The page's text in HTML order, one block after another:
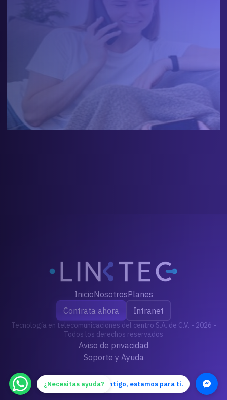
InicioNosotrosPlanes
Contrata ahora
Intranet
Tecnología en telecomunicaciones del centro S.A. de C.V. - 2026 -
Todos los derechos reservados
Aviso de privacidad
Soporte y Ayuda
Queremos hablar contigo, estamos para ti.
¿Necesitas ayuda?